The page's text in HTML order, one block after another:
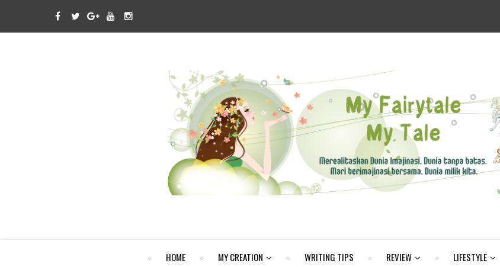
HOME MY CREATION WRITING TIPS REVIEW LIFESTYLE